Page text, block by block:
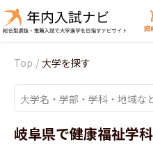
資
Top / 大学を探す
岐阜県で健康福祉学